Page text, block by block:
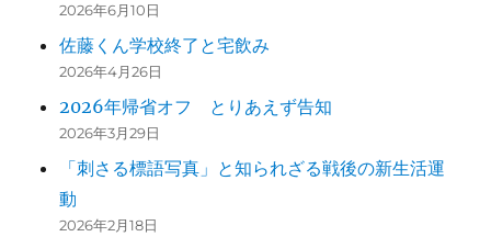
2026年6月10日
佐藤くん学校終了と宅飲み
2026年4月26日
2026年帰省オフ とりあえず告知
2026年3月29日
「刺さる標語写真」と知られざる戦後の新生活運
動
2026年2月18日